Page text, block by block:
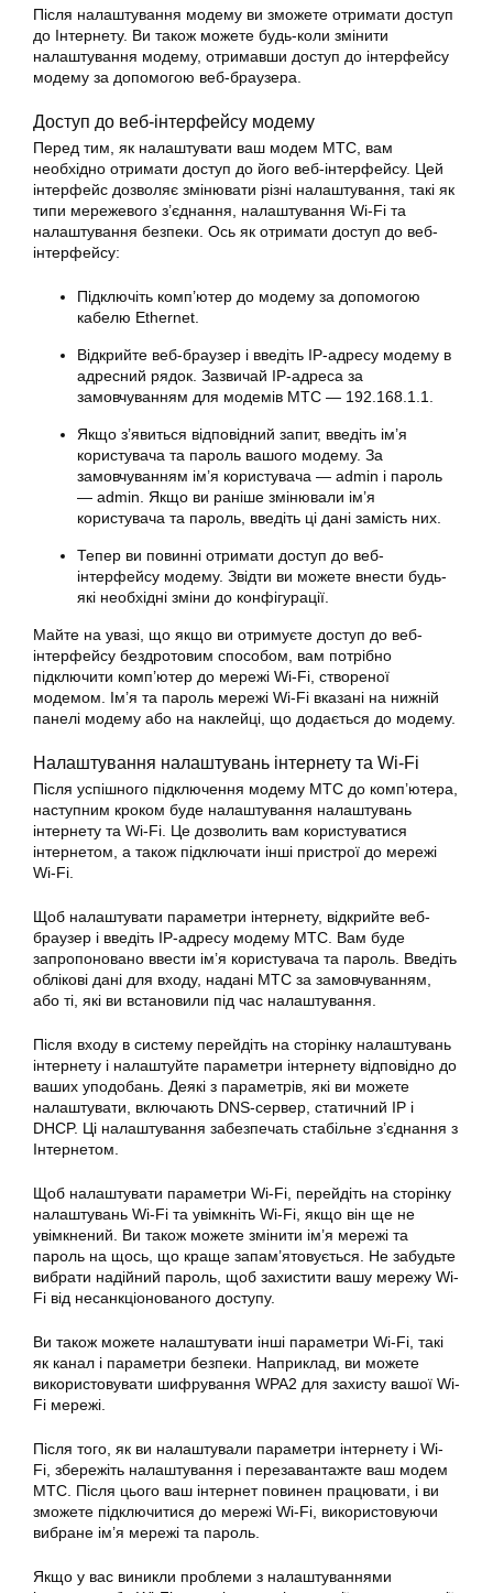
Після налаштування модему ви зможете отримати доступ
до Інтернету. Ви також можете будь-коли змінити
налаштування модему, отримавши доступ до інтерфейсу
модему за допомогою веб-браузера.
Доступ до веб-інтерфейсу модему
Перед тим, як налаштувати ваш модем МТС, вам
необхідно отримати доступ до його веб-інтерфейсу. Цей
інтерфейс дозволяє змінювати різні налаштування, такі як
типи мережевого з’єднання, налаштування Wi-Fi та
налаштування безпеки. Ось як отримати доступ до веб-
інтерфейсу:
Підключіть комп’ютер до модему за допомогою
кабелю Ethernet.
Відкрийте веб-браузер і введіть IP-адресу модему в
адресний рядок. Зазвичай IP-адреса за
замовчуванням для модемів МТС — 192.168.1.1.
Якщо з’явиться відповідний запит, введіть ім’я
користувача та пароль вашого модему. За
замовчуванням ім’я користувача — admin і пароль
— admin. Якщо ви раніше змінювали ім’я
користувача та пароль, введіть ці дані замість них.
Тепер ви повинні отримати доступ до веб-
інтерфейсу модему. Звідти ви можете внести будь-
які необхідні зміни до конфігурації.
Майте на увазі, що якщо ви отримуєте доступ до веб-
інтерфейсу бездротовим способом, вам потрібно
підключити комп’ютер до мережі Wi-Fi, створеної
модемом. Ім’я та пароль мережі Wi-Fi вказані на нижній
панелі модему або на наклейці, що додається до модему.
Налаштування налаштувань інтернету та Wi-Fi
Після успішного підключення модему МТС до комп’ютера,
наступним кроком буде налаштування налаштувань
інтернету та Wi-Fi. Це дозволить вам користуватися
інтернетом, а також підключати інші пристрої до мережі
Wi-Fi.
Щоб налаштувати параметри інтернету, відкрийте веб-
браузер і введіть IP-адресу модему МТС. Вам буде
запропоновано ввести ім’я користувача та пароль. Введіть
облікові дані для входу, надані МТС за замовчуванням,
або ті, які ви встановили під час налаштування.
Після входу в систему перейдіть на сторінку налаштувань
інтернету і налаштуйте параметри інтернету відповідно до
ваших уподобань. Деякі з параметрів, які ви можете
налаштувати, включають DNS-сервер, статичний IP і
DHCP. Ці налаштування забезпечать стабільне з’єднання з
Інтернетом.
Щоб налаштувати параметри Wi-Fi, перейдіть на сторінку
налаштувань Wi-Fi та увімкніть Wi-Fi, якщо він ще не
увімкнений. Ви також можете змінити ім’я мережі та
пароль на щось, що краще запам’ятовується. Не забудьте
вибрати надійний пароль, щоб захистити вашу мережу Wi-
Fi від несанкціонованого доступу.
Ви також можете налаштувати інші параметри Wi-Fi, такі
як канал і параметри безпеки. Наприклад, ви можете
використовувати шифрування WPA2 для захисту вашої Wi-
Fi мережі.
Після того, як ви налаштували параметри інтернету і Wi-
Fi, збережіть налаштування і перезавантажте ваш модем
МТС. Після цього ваш інтернет повинен працювати, і ви
зможете підключитися до мережі Wi-Fi, використовуючи
вибране ім’я мережі та пароль.
Якщо у вас виникли проблеми з налаштуваннями